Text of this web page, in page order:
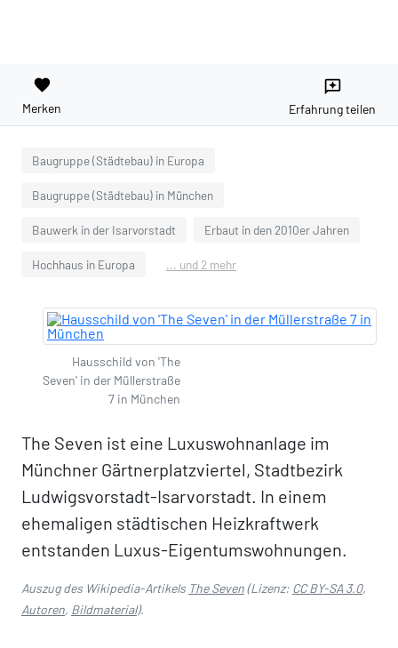
favorite
Merken
reviews
Erfahrung teilen
Baugruppe (Städtebau) in Europa
Baugruppe (Städtebau) in München
Bauwerk in der Isarvorstadt Erbaut in den 2010er Jahren
Hochhaus in Europa ... und 2 mehr
Hausschild von 'The
Seven' in der Müllerstraße
7 in München
The Seven ist eine Luxuswohnanlage im
Münchner Gärtnerplatzviertel, Stadtbezirk
Ludwigsvorstadt-Isarvorstadt. In einem
ehemaligen städtischen Heizkraftwerk
entstanden Luxus-Eigentumswohnungen.
Auszug des Wikipedia-Artikels The Seven(Lizenz: CC BY-SA 3.0,
Autoren, Bildmaterial).